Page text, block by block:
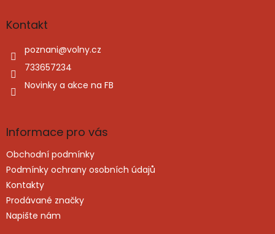
aKontakt
poznani@volny.cz
733657234
Novinky a akce na FB
Informace pro vás
Obchodní podmínky
Podmínky ochrany osobních údajů
Kontakty
Prodávané značky
Napište nám